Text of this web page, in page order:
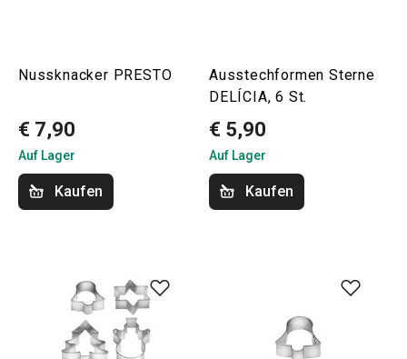
Nussknacker PRESTO
€ 7,90
Auf Lager
Kaufen
Ausstechformen Sterne
DELÍCIA, 6 St.
€ 5,90
Auf Lager
Kaufen